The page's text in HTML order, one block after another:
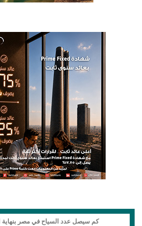
كم سيصل عدد السياح في مصر بنهاية